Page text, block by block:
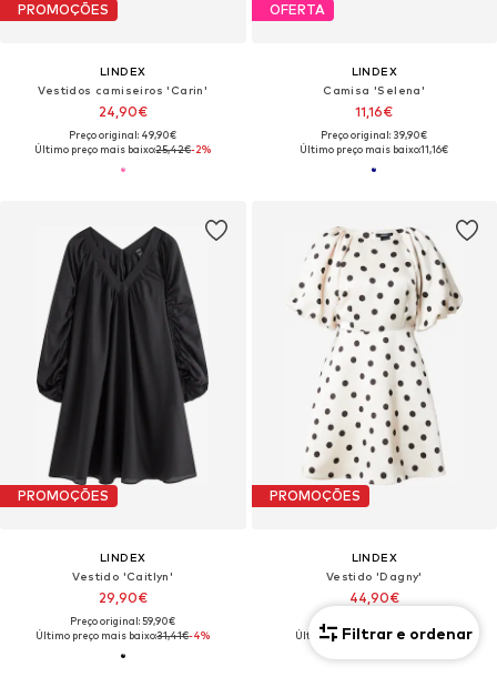
PROMOÇÕES
LINDEX
Vestidos camiseiros 'Carin'
24,90€
Preço original: 49,90€
Último preço mais baixo:25,42€-2%
OFERTA
LINDEX
Camisa 'Selena'
11,16€
Preço original: 39,90€
Último preço mais baixo:11,16€
PROMOÇÕES
LINDEX
Vestido 'Caitlyn'
29,90€
Preço original: 59,90€
Último preço mais baixo:31,41€-4%
PROMOÇÕES
LINDEX
Vestido 'Dagny'
44,90€
Último preço mais baixo:44,90€
Filtrar e ordenar